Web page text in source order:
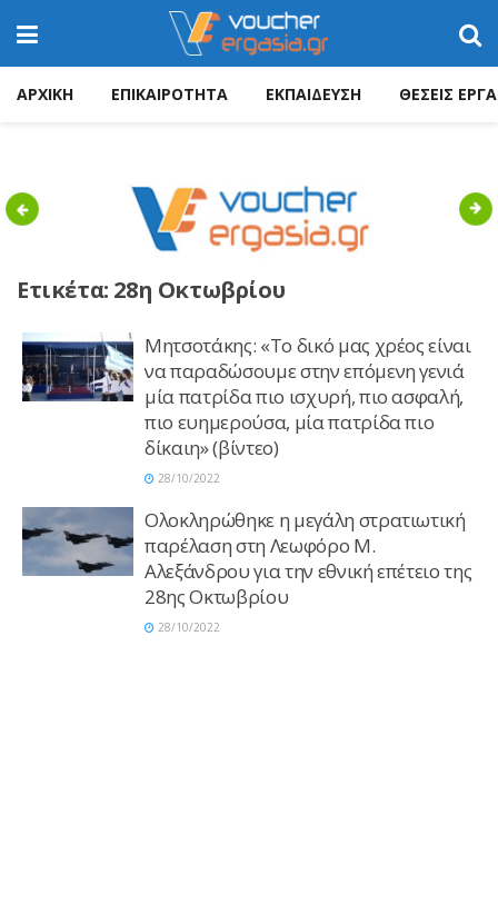
ΑΡΧΙΚΗ ΕΠΙΚΑΙΡΟΤΗΤΑ ΕΚΠΑΙΔΕΥΣΗ ΘΕΣΕΙΣ
Previous
Ετικέτα: 28η Οκτωβρίου
Μητσοτάκης: «Το δικό μας χρέος είναι
να παραδώσουμε στην επόμενη γενιά
μία πατρίδα πιο ισχυρή, πιο ασφαλή,
πιο ευημερούσα, μία πατρίδα πιο
δίκαιη» (βίντεο)
28/10/2022
Ολοκληρώθηκε η μεγάλη στρατιωτική
παρέλαση στη Λεωφόρο Μ.
Αλεξάνδρου για την εθνική επέτειο της
28ης Οκτωβρίου
28/10/2022